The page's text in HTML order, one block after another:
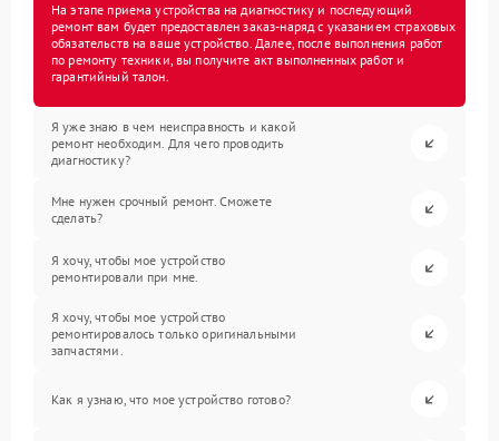
На этапе приема устройства на диагностику и последующий
ремонт вам будет предоставлен заказ-наряд с указанием страховых
обязательств на ваше устройство. Далее, после выполнения работ
по ремонту техники, вы получите акт выполненных работ и
гарантийный талон.
Я уже знаю в чем неисправность и какой
ремонт необходим. Для чего проводить
диагностику?
Мне нужен срочный ремонт. Сможете
сделать?
Я хочу, чтобы мое устройство
ремонтировали при мне.
Я хочу, чтобы мое устройство
ремонтировалось только оригинальными
запчастями.
Как я узнаю, что мое устройство готово?